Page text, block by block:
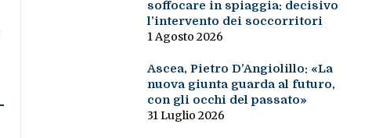
soffocare in spiaggia: decisivo
l’intervento dei soccorritori
1 Agosto 2026
Ascea, Pietro D’Angiolillo: «La
nuova giunta guarda al futuro,
con gli occhi del passato»
31 Luglio 2026